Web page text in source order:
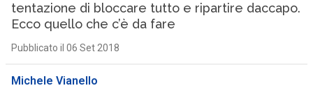
tentazione di bloccare tutto e ripartire daccapo.
Ecco quello che c’è da fare
Pubblicato il 06 Set 2018
Michele Vianello